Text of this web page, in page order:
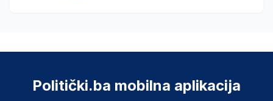
Politički.ba mobilna aplikacija